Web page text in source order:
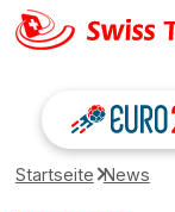
Startseite News